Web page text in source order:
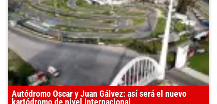
Autódromo Oscar y Juan Gálvez: así será el nuevo
kartódromo de nivel internacional